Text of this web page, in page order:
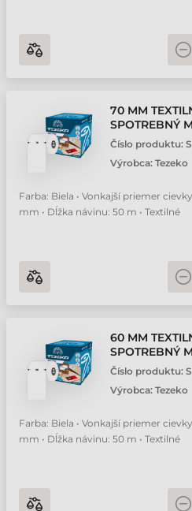
70 MM
SPOTREBNÝ
50 M
Číslo produktu:
Výrobca: Tezeko
Farba: Biela • Vonkajší priemer
mm • Dĺžka návinu: 50 m • Textilné
60 MM
SPOTREBNÝ
50 M
Číslo produktu:
Výrobca: Tezeko
Farba: Biela • Vonkajší priemer
mm • Dĺžka návinu: 50 m • Textilné